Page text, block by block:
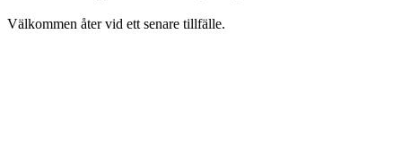
Välkommen åter vid ett senare tillfälle.